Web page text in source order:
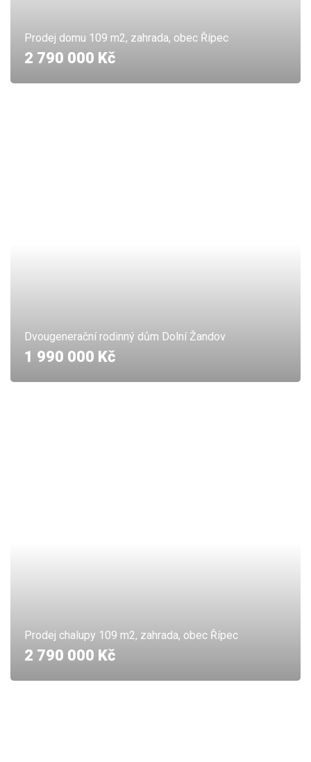
Prodej domu 109 m2, zahrada, obec Řípec
2 790 000 Kč
Dvougenerační rodinný dům Dolní Žandov
1 990 000 Kč
Prodej chalupy 109 m2, zahrada, obec Řípec
2 790 000 Kč